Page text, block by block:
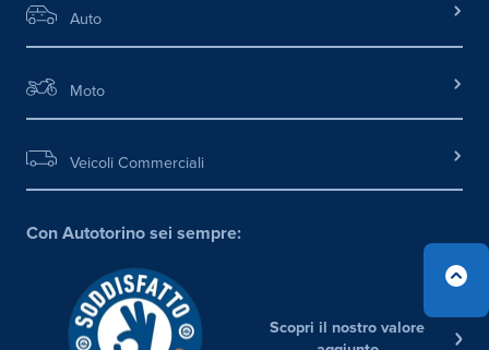
Auto
Moto
Veicoli Commerciali
Con Autotorino sei sempre:
Scopri il nostro valore